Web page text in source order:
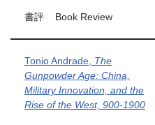
書評 Book Review
Tonio Andrade, The
Gunpowder Age: China,
Military Innovation, and the
Rise of the West, 900-1900